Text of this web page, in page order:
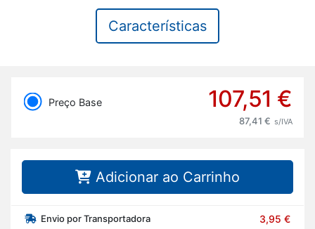
Características
Preço Base 107,51 €
87,41 € s/IVA
Adicionar ao Carrinho
Envio por Transportadora 3,95 €